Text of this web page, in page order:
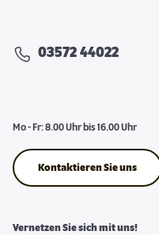
03572 44022
Mo - Fr: 8.00 Uhr bis 16.00 Uhr
Kontaktieren Sie uns
Vernetzen Sie sich mit uns!